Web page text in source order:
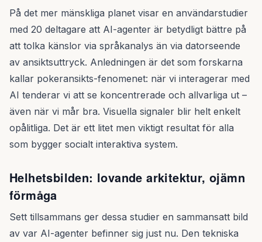
På det mer mänskliga planet visar en användarstudier
med 20 deltagare att AI-agenter är betydligt bättre på
att tolka känslor via språkanalys än via datorseende
av ansiktsuttryck. Anledningen är det som forskarna
kallar pokeransikts-fenomenet: när vi interagerar med
AI tenderar vi att se koncentrerade och allvarliga ut –
även när vi mår bra. Visuella signaler blir helt enkelt
opålitliga. Det är ett litet men viktigt resultat för alla
som bygger socialt interaktiva system.
Helhetsbilden: lovande arkitektur, ojämn
förmåga
Sett tillsammans ger dessa studier en sammansatt bild
av var AI-agenter befinner sig just nu. Den tekniska